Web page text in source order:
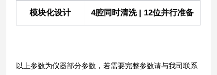
模块化设计 4腔同时清洗 | 12位并行准备
以上参数为仪器部分参数，若需要完整参数请与我司联系